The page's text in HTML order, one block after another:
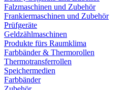
Falzmaschinen und Zubehör
Frankiermaschinen und Zubehör
Prüfgeräte
Geldzählmaschinen
Produkte fürs Raumklima
Farbbänder & Thermorollen
Thermotransferrollen
Speichermedien
Farbbänder